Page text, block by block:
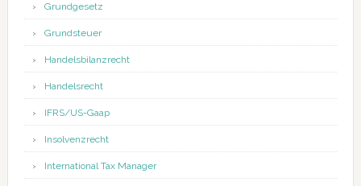
Grundgesetz
Grundsteuer
Handelsbilanzrecht
Handelsrecht
IFRS/US-Gaap
Insolvenzrecht
International Tax Manager